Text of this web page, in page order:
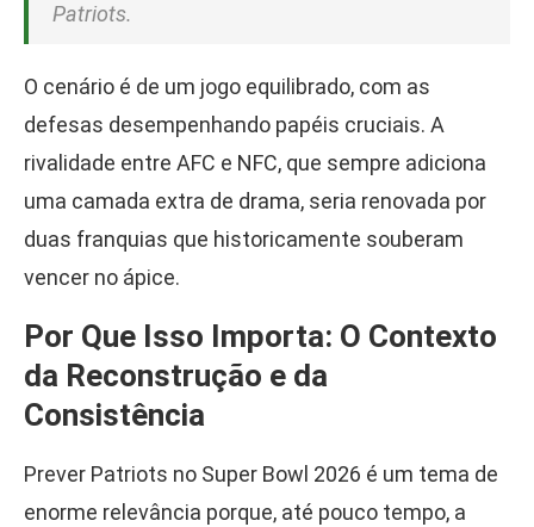
Patriots.
O cenário é de um jogo equilibrado, com as
defesas desempenhando papéis cruciais. A
rivalidade entre AFC e NFC, que sempre adiciona
uma camada extra de drama, seria renovada por
duas franquias que historicamente souberam
vencer no ápice.
Por Que Isso Importa: O Contexto
da Reconstrução e da
Consistência
Prever Patriots no Super Bowl 2026 é um tema de
enorme relevância porque, até pouco tempo, a